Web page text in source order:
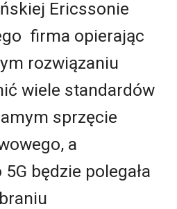
Ericssonie
firma opierając
rozwiązaniu
wiele standardów
sprzęcie
a
będzie polegała